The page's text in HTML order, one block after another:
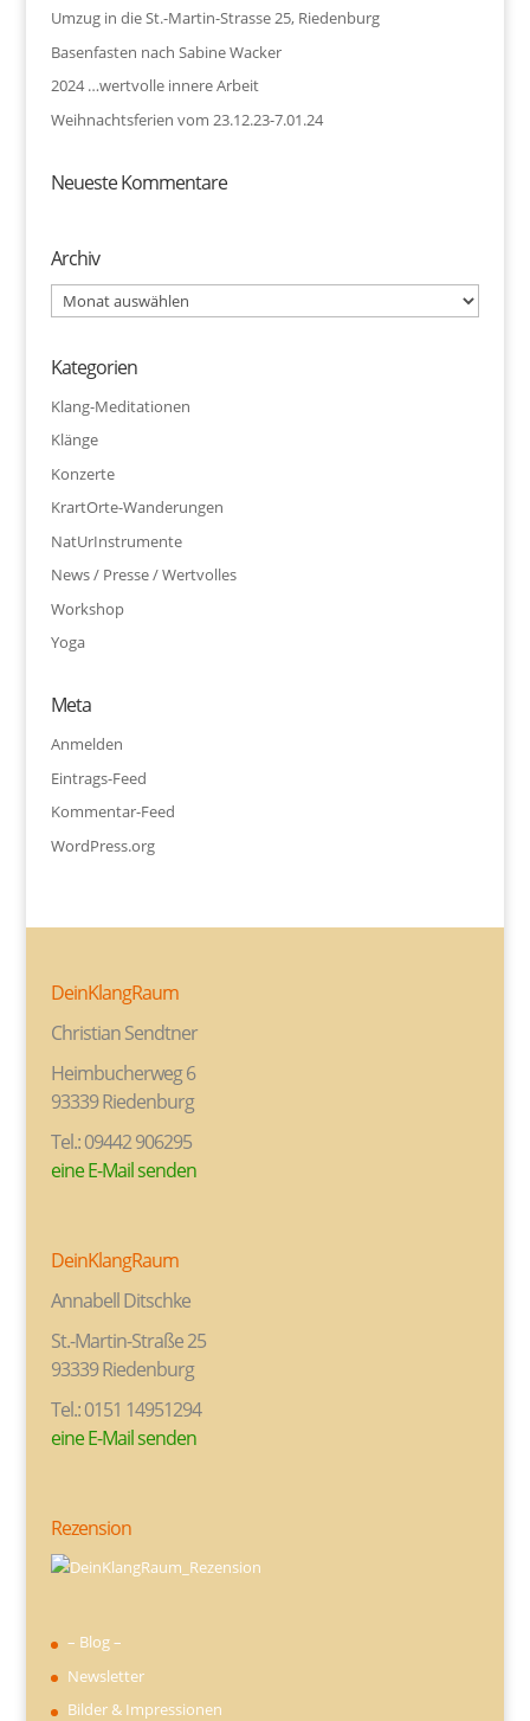
Umzug in die St.-Martin-Strasse 25, Riedenburg
Basenfasten nach Sabine Wacker
2024 …wertvolle innere Arbeit
Weihnachtsferien vom 23.12.23-7.01.24
Neueste Kommentare
Archiv
Archiv
Kategorien
Klang-Meditationen
Klänge
Konzerte
KrartOrte-Wanderungen
NatUrInstrumente
News / Presse / Wertvolles
Workshop
Yoga
Meta
Anmelden
Eintrags-Feed
Kommentar-Feed
WordPress.org
DeinKlangRaum
Christian Sendtner
Heimbucherweg 6
93339 Riedenburg
Tel.: 09442 906295
eine E-Mail senden
DeinKlangRaum
Annabell Ditschke
St.-Martin-Straße 25
93339 Riedenburg
Tel.: 0151 14951294
eine E-Mail senden
Rezension
– Blog –
Newsletter
Bilder & Impressionen